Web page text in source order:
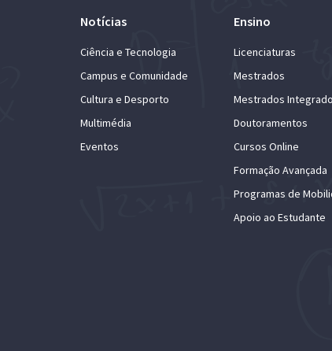
Notícias
Ciência e Tecnologia
Campus e Comunidade
Cultura e Desporto
Multimédia
Eventos
Ensino
Licenciaturas
Mestrados
Mestrados
Doutoramentos
Cursos Online
Formação Avançada
Programas de
Apoio ao Estudante